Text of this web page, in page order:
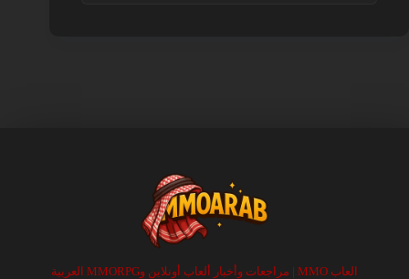
العاب MMO | مراجعات وأخبار ألعاب أونلاين وMMORPG العربية